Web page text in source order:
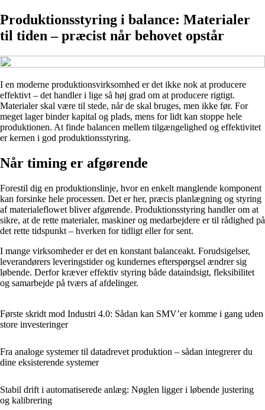
Produktionsstyring i balance: Materialer
til tiden – præcist når behovet opstår
I en moderne produktionsvirksomhed er det ikke nok at producere
effektivt – det handler i lige så høj grad om at producere rigtigt.
Materialer skal være til stede, når de skal bruges, men ikke før. For
meget lager binder kapital og plads, mens for lidt kan stoppe hele
produktionen. At finde balancen mellem tilgængelighed og effektivitet
er kernen i god produktionsstyring.
Når timing er afgørende
Forestil dig en produktionslinje, hvor en enkelt manglende komponent
kan forsinke hele processen. Det er her, præcis planlægning og styring
af materialeflowet bliver afgørende. Produktionsstyring handler om at
sikre, at de rette materialer, maskiner og medarbejdere er til rådighed på
det rette tidspunkt – hverken for tidligt eller for sent.
I mange virksomheder er det en konstant balanceakt. Forudsigelser,
leverandørers leveringstider og kundernes efterspørgsel ændrer sig
løbende. Derfor kræver effektiv styring både dataindsigt, fleksibilitet
og samarbejde på tværs af afdelinger.
Første skridt mod Industri 4.0: Sådan kan SMV’er komme i gang uden
store investeringer
Fra analoge systemer til datadrevet produktion – sådan integrerer du
dine eksisterende systemer
Stabil drift i automatiserede anlæg: Nøglen ligger i løbende justering
og kalibrering